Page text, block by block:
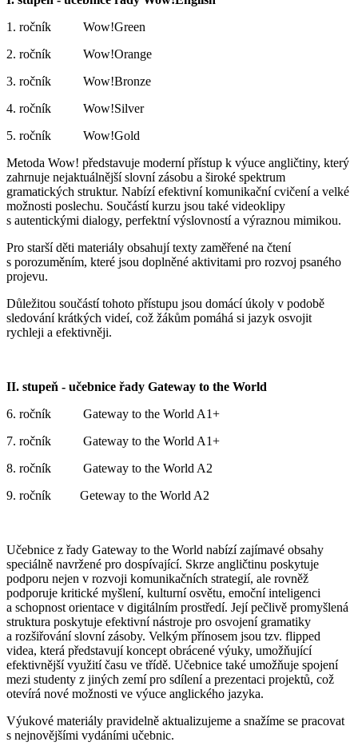
1. ročník Wow!Green
2. ročník Wow!Orange
3. ročník Wow!Bronze
4. ročník Wow!Silver
5. ročník Wow!Gold
Metoda Wow! představuje moderní přístup k výuce angličtiny, který
zahrnuje nejaktuálnější slovní zásobu a široké spektrum
gramatických struktur. Nabízí efektivní komunikační cvičení a velké
možnosti poslechu. Součástí kurzu jsou také videoklipy
s autentickými dialogy, perfektní výslovností a výraznou mimikou.
Pro starší děti materiály obsahují texty zaměřené na čtení
s porozuměním, které jsou doplněné aktivitami pro rozvoj psaného
projevu.
Důležitou součástí tohoto přístupu jsou domácí úkoly v podobě
sledování krátkých videí, což žákům pomáhá si jazyk osvojit
rychleji a efektivněji.
II. stupeň - učebnice řady Gateway to the World
6. ročník Gateway to the World A1+
7. ročník Gateway to the World A1+
8. ročník Gateway to the World A2
9. ročník Geteway to the World A2
Učebnice z řady Gateway to the World nabízí zajímavé obsahy
speciálně navržené pro dospívající. Skrze angličtinu poskytuje
podporu nejen v rozvoji komunikačních strategií, ale rovněž
podporuje kritické myšlení, kulturní osvětu, emoční inteligenci
a schopnost orientace v digitálním prostředí. Její pečlivě promyšlená
struktura poskytuje efektivní nástroje pro osvojení gramatiky
a rozšiřování slovní zásoby. Velkým přínosem jsou tzv. flipped
videa, která představují koncept obrácené výuky, umožňující
efektivnější využití času ve třídě. Učebnice také umožňuje spojení
mezi studenty z jiných zemí pro sdílení a prezentaci projektů, což
otevírá nové možnosti ve výuce anglického jazyka.
Výukové materiály pravidelně aktualizujeme a snažíme se pracovat
s nejnovějšími vydáními učebnic.